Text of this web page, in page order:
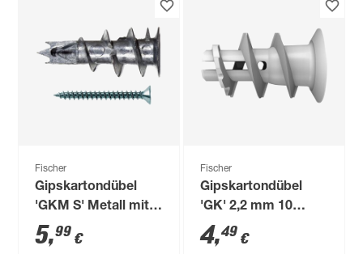
Fischer
Gipskartondübel
'GKM S' Metall mit
Schraube 6 Stück
5,99 €
Fischer
Gipskartondübel
'GK' 2,2 mm 10
Stück
4,49 €